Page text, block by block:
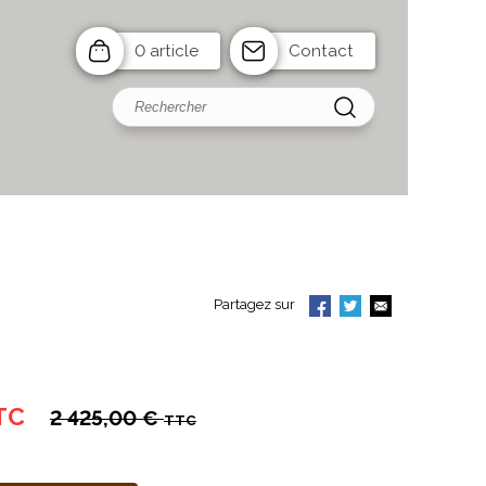
0 article Contact
Partagez sur
2 425,00 €TTC